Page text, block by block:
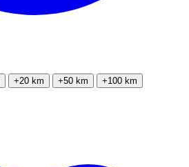
+20 km +50 km +100 km